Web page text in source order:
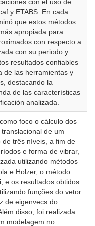
y ETABS. En cada
que estos métodos
apropiada para
con respecto a
con su periodo y
resultados confiables
de las herramientas y
destacando la
de las características
analizada.
foco o cálculo dos
de um
três níveis, a fim de
e forma de vibrar,
utilizando métodos
e Holzer, o método
e os resultados obtidos
funções do vetor
de eigenvecs do
disso, foi realizada
modelagem no